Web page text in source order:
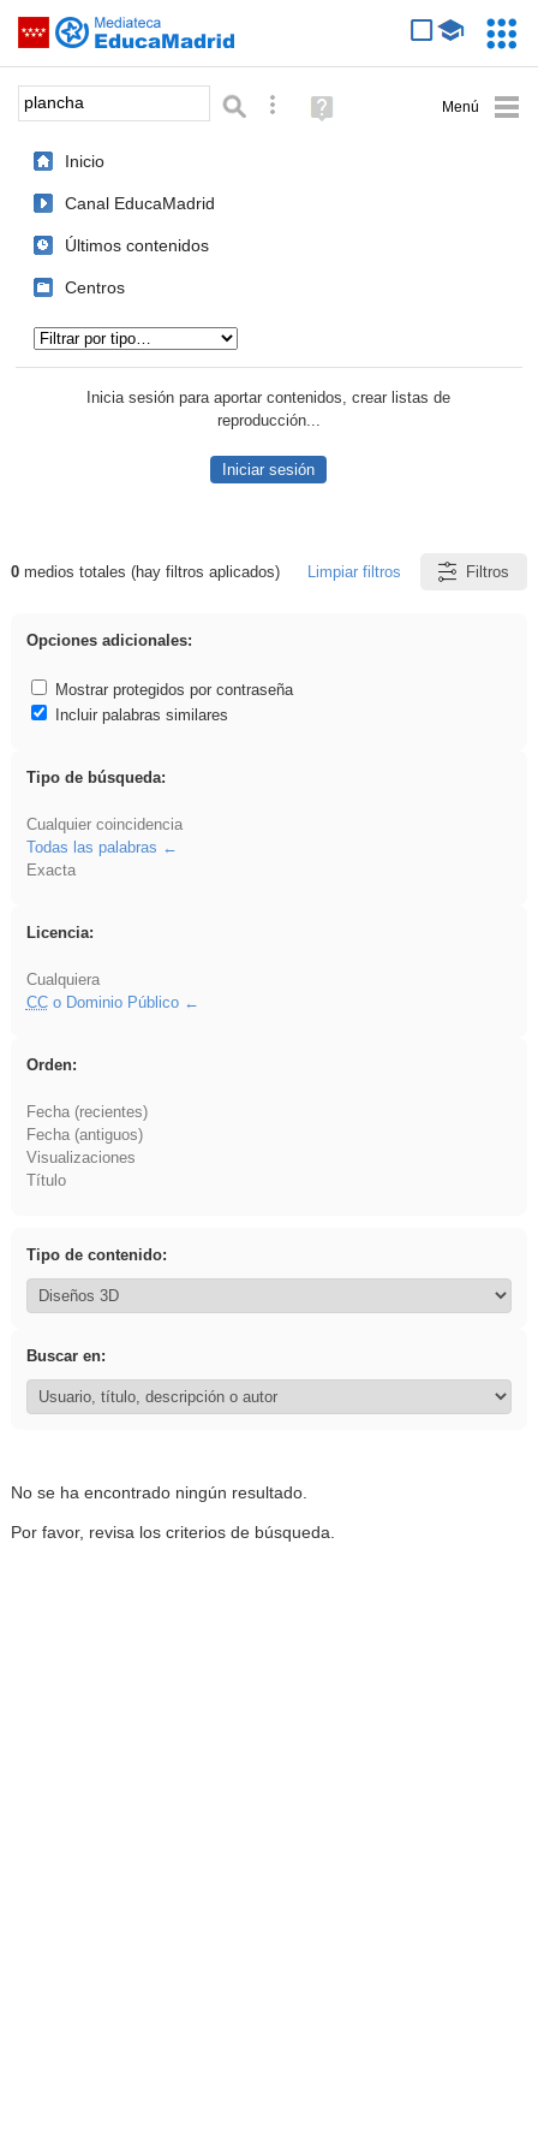
Saltar navegación
Palabra o frase: Búsqueda avanzada
Ayuda
(en
Inicio
Canal EducaMadrid
Últimos contenidos
Centros
Inicia sesión para aportar contenidos, crear listas de
reproducción...
Iniciar sesión
Resultados de: plancha
0medios totales (hay filtros aplicados) Limpiar filtros Filtros
Opciones adicionales:
Mostrar protegidos por contraseña
Incluir palabras similares
Tipo de búsqueda:
Cualquier coincidencia
Todas las palabras
Exacta
Licencia:
Cualquiera
CCo Dominio Público
Orden:
Fecha (recientes)
Fecha (antiguos)
Visualizaciones
Título
Tipo de contenido:
Buscar en:
No se ha encontrado ningún resultado.
Por favor, revisa los criterios de búsqueda.